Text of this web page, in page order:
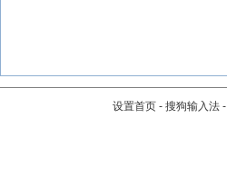
设置首页 - 搜狗输入法 -